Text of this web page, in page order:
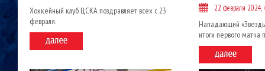
Хоккейный клуб ЦСКА поздравляет всех с 23
февраля.
22 февраля 2024,
Нападающий
итоги первого